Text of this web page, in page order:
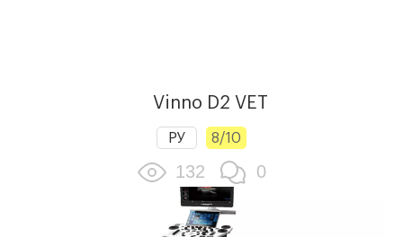
Vinno D2 VET
132 0
РУ 8/10